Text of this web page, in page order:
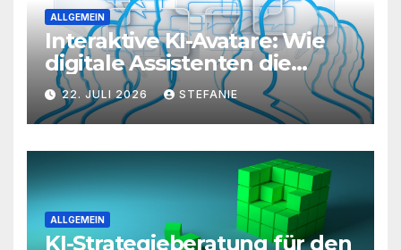
ALLGEMEIN
Interaktive KI-Avatare: Wie
digitale Assistenten die
Kundenkommunikation auf
ein neues Level heben
22. JULI 2026 STEFANIE
ALLGEMEIN
KI-Strategieberatung für den